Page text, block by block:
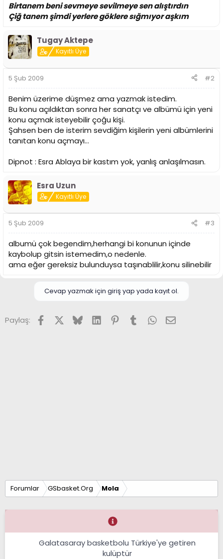
Birtanem beni sevmeye sevilmeye sen alıştırdın
Çiğ tanem şimdi yerlere göklere sığmıyor aşkım
Tugay Aktepe
Kayıtlı Üye
5 Şub 2009 #2
Benim üzerime düşmez ama yazmak istedim.
Bu konu açıldıktan sonra her sanatçı ve albümü için yeni
konu açmak isteyebilir çoğu kişi.
Şahsen ben de isterim sevdiğim kişilerin yeni albümlerini
tanıtan konu açmayı...
Dipnot : Esra Ablaya bir kastım yok, yanlış anlaşılmasın.
Esra Uzun
Kayıtlı Üye
5 Şub 2009 #3
albumü çok begendim,herhangi bi konunun içinde
kaybolup gitsin istemedim,o nedenle.
ama eğer gereksiz bulunduysa taşınablilir,konu silinebilir
Cevap yazmak için giriş yap yada kayıt ol.
Paylaş: FacebookX (Twitter)
BlueskyLinkedInPinterest
TumblrWhatsApp
E-posta
Forumlar GSbasket.Org Mola
Galatasaray basketbolu Türkiye'ye getiren
kulüptür